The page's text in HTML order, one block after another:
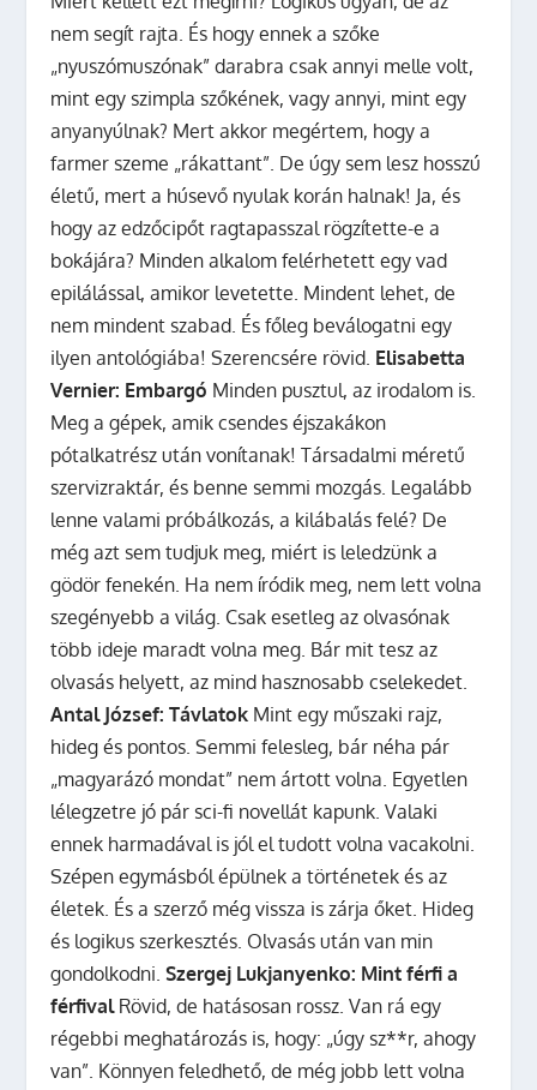
nem segít rajta. És hogy ennek a szőke
„nyuszómuszónak” darabra csak annyi melle volt,
mint egy szimpla szőkének, vagy annyi, mint egy
anyanyúlnak? Mert akkor megértem, hogy a
farmer szeme „rákattant”. De úgy sem lesz hosszú
életű, mert a húsevő nyulak korán halnak! Ja, és
hogy az edzőcipőt ragtapasszal rögzítette-e a
bokájára? Minden alkalom felérhetett egy vad
epilálással, amikor levetette. Mindent lehet, de
nem mindent szabad. És főleg beválogatni egy
ilyen antológiába! Szerencsére rövid. Elisabetta
Vernier: Embargó Minden pusztul, az irodalom is.
Meg a gépek, amik csendes éjszakákon
pótalkatrész után vonítanak! Társadalmi méretű
szervizraktár, és benne semmi mozgás. Legalább
lenne valami próbálkozás, a kilábalás felé? De
még azt sem tudjuk meg, miért is leledzünk a
gödör fenekén. Ha nem íródik meg, nem lett volna
szegényebb a világ. Csak esetleg az olvasónak
több ideje maradt volna meg. Bár mit tesz az
olvasás helyett, az mind hasznosabb cselekedet.
Antal József: Távlatok Mint egy műszaki rajz,
hideg és pontos. Semmi felesleg, bár néha pár
„magyarázó mondat” nem ártott volna. Egyetlen
lélegzetre jó pár sci-fi novellát kapunk. Valaki
ennek harmadával is jól el tudott volna vacakolni.
Szépen egymásból épülnek a történetek és az
életek. És a szerző még vissza is zárja őket. Hideg
és logikus szerkesztés. Olvasás után van min
gondolkodni.Szergej Lukjanyenko: Mint férfi a
férfivalRövid, de hatásosan rossz. Van rá egy
régebbi meghatározás is, hogy: „úgy sz**r, ahogy
van”. Könnyen feledhető, de még jobb lett volna